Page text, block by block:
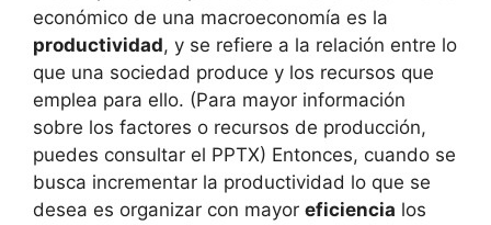
económico de una macroeconomía es la
productividad, y se refiere a la relación entre lo
que una sociedad produce y los recursos que
emplea para ello. (Para mayor información
sobre los factores o recursos de producción,
puedes consultar el PPTX) Entonces, cuando se
busca incrementar la productividad lo que se
desea es organizar con mayor eficiencia los